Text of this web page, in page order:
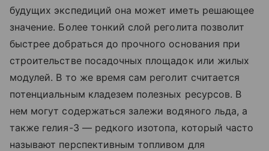
будущих экспедиций она может иметь решающее
значение. Более тонкий слой реголита позволит
быстрее добраться до прочного основания при
строительстве посадочных площадок или жилых
модулей. В то же время сам реголит считается
потенциальным кладезем полезных ресурсов. В
нем могут содержаться залежи водяного льда, а
также гелия-3 — редкого изотопа, который часто
называют перспективным топливом для